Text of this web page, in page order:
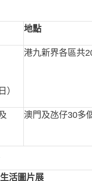
地點
）
港九新界各區共
澳門及氹仔30多
活圖片展